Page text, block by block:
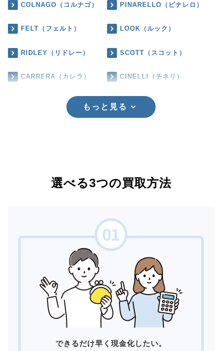
COLNAGO（コルナゴ） PINARELLO（ピナレロ）
FELT（フェルト） LOOK（ルック）
RIDLEY（リドレー） SCOTT（スコット）
CARRERA（カレラ） CINELLI（チネリ）
もっと見る
選べる3つの買取方法
できるだけ早く現金化したい。